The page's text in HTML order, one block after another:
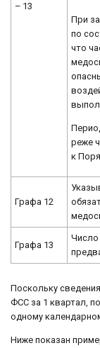
– 13
При
по
что
реже
к
Графа 12
Графа 13
Число
Поскольку
ФСС за 1 квартал,
одному
Ниже показан